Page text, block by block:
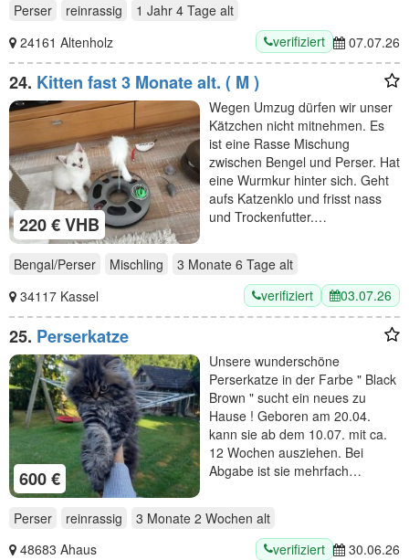
Perser reinrassig 1 Jahr 4 Tage alt
24161 Altenholz
verifiziert 07.07.26
24. Kitten fast 3 Monate alt. ( M )
220 € VHB
Wegen Umzug dürfen wir unser
Kätzchen nicht mitnehmen. Es
ist eine Rasse Mischung
zwischen Bengel und Perser. Hat
eine Wurmkur hinter sich. Geht
aufs Katzenklo und frisst nass
und Trockenfutter.…
Bengal/Perser Mischling 3 Monate 6 Tage alt
34117 Kassel
verifiziert 03.07.26
25. Perserkatze
600 €
Unsere wunderschöne
Perserkatze in der Farbe " Black
Brown " sucht ein neues zu
Hause ! Geboren am 20.04.
kann sie ab dem 10.07. mit ca.
12 Wochen ausziehen. Bei
Abgabe ist sie mehrfach…
Perser reinrassig 3 Monate 2 Wochen alt
48683 Ahaus
verifiziert 30.06.26